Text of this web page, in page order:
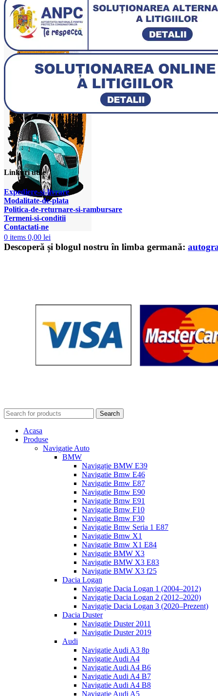
0 items 0,00 lei
Linkuri utile
Expediere-si-livrare
Modalitate-de-plata
Politica-de-returnare-si-rambursare
Termeni-si-conditii
Contactati-ne
Descoperă și blogul nostru în limba germană:
Search
Acasa
Produse
Navigatie Auto
BMW
Navigație BMW E39
Navigatie Bmw E46
Navigatie Bmw E87
Navigatie Bmw E90
Navigatie Bmw E91
Navigatie Bmw F10
Navigatie Bmw F30
Navigatie Bmw Seria 1 E87
Navigatie Bmw X1
Navigatie Bmw X1 E84
Navigatie BMW X3
Navigatie BMW X3 E83
Navigatie BMW X3 f25
Dacia Logan
Navigație Dacia Logan 1 (2004–2012)
Navigație Dacia Logan 2 (2012–2020)
Navigație Dacia Logan 3 (2020–Prezent)
Dacia Duster
Navigatie Duster 2011
Navigatie Duster 2019
Audi
Navigatie Audi A3 8p
Navigatie Audi A4
Navigatie Audi A4 B6
Navigatie Audi A4 B7
Navigatie Audi A4 B8
Navigatie Audi A5